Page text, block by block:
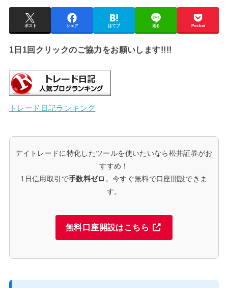
ポスト シェア はてブ 送る Pocket
1日1回クリックのご協力をお願いします!!!!
トレード日記ランキング
デイトレードに特化したツールを使いたいなら松井証券がお
すすめ！
1日信用取引で手数料ゼロ 。今すぐ無料で口座開設できま
す。
無料口座開設はこちら